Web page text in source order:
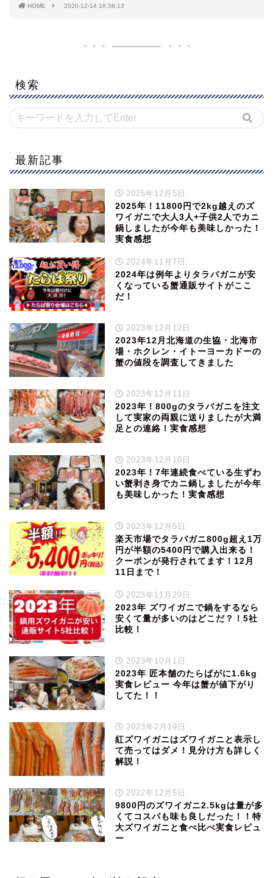
HOME 2020-12-14 18.58.13
検索
最新記事
2025年12月5日
2025年！11800円で2kg越えのズ
ワイガニで大人3人+子供2人でカニ
鍋しましたが今年も美味しかった！
実食感想
2024年11月7日
2024年は例年よりタラバガニが安
くなっている蟹通販サイトがここ
だ！
2023年12月12日
2023年12月北海道の生協・北海市
場・ホクレン・イトーヨーカドーの
蟹の値段を調査してきました
2023年12月11日
2023年！800gのタラバガニを注文
して実家の両親に送りましたが大満
足との連絡！実食感想
2023年12月10日
2023年！7年連続食べている生ずわ
い蟹剥き身でカニ鍋しましたが今年
も美味しかった！実食感想
2023年12月5日
楽天市場でタラバガニ800g超え1万
円が半額の5400円で購入出来る！
クーポンが発行されてます！12月
11日まで！
2023年11月29日
2023年 ズワイガニで鍋をするなら
安くて量が多いのはどこだ？！5社
比較！
2023年10月1日
2023年 匠本舗のたらばがに1.6kg
実食レビュー 今年は蟹が値下がり
してた！！
2023年2月19日
紅ズワイガニはズワイガニと表示し
て売ってはダメ！見分け方も詳しく
解説！
2022年12月5日
9800円のズワイガニ2.5kgは量が多
くてコスパも味も良しだった！！特
大ズワイガニと食べ比べ実食レビュ
ー